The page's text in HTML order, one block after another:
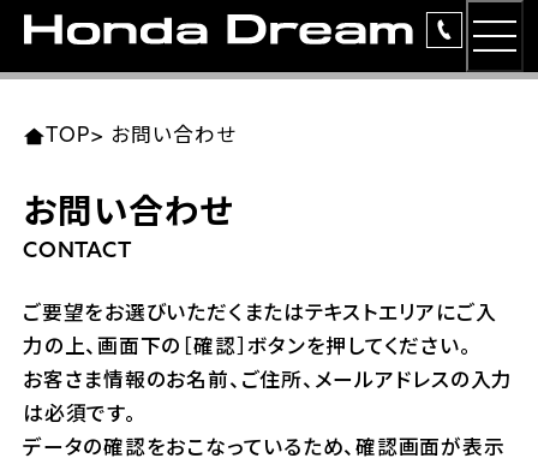
ラインアップ
安心のサービス
レンタルバイク
洋用品
TOP> お問い合わせ
お問い合わせ
CONTACT
ご要望をお選びいただくまたはテキストエリアにご入
力の上、画面下の［確認］ボタンを押してください。
お客さま情報のお名前、ご住所、メールアドレスの入力
は必須です。
データの確認をおこなっているため、確認画面が表示
東北エリア 店舗一覧
岩手県
宮城県
ホンダドリーム 仙台泉
関東エリア 店舗一覧
東京都
ホンダドリーム 西東京
ホンダドリーム 練馬
中部エリア 店舗一覧
愛知県
ホンダドリーム 名古屋南
ホンダドリーム 小牧
近畿エリア 店舗一覧
大阪府
ホンダドリーム 箕面
ホンダドリーム 藤井寺
中国・四国エリア 店舗一覧
岡山県
広島県
ホンダドリーム 広島
九州エリア 店舗一覧
福岡県
ホンダドリーム 福岡東
ホンダドリーム 久留米